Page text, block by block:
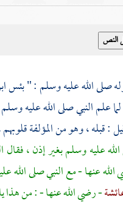
صلى الله عليه وسلم : " بئس
علم النبي صلى الله عليه
: قبله ، وهو من المؤلفة
عليه وسلم بغير إذن ،
عنها - مع النبي صلى الله
- رضي الله عنها - : من هذا